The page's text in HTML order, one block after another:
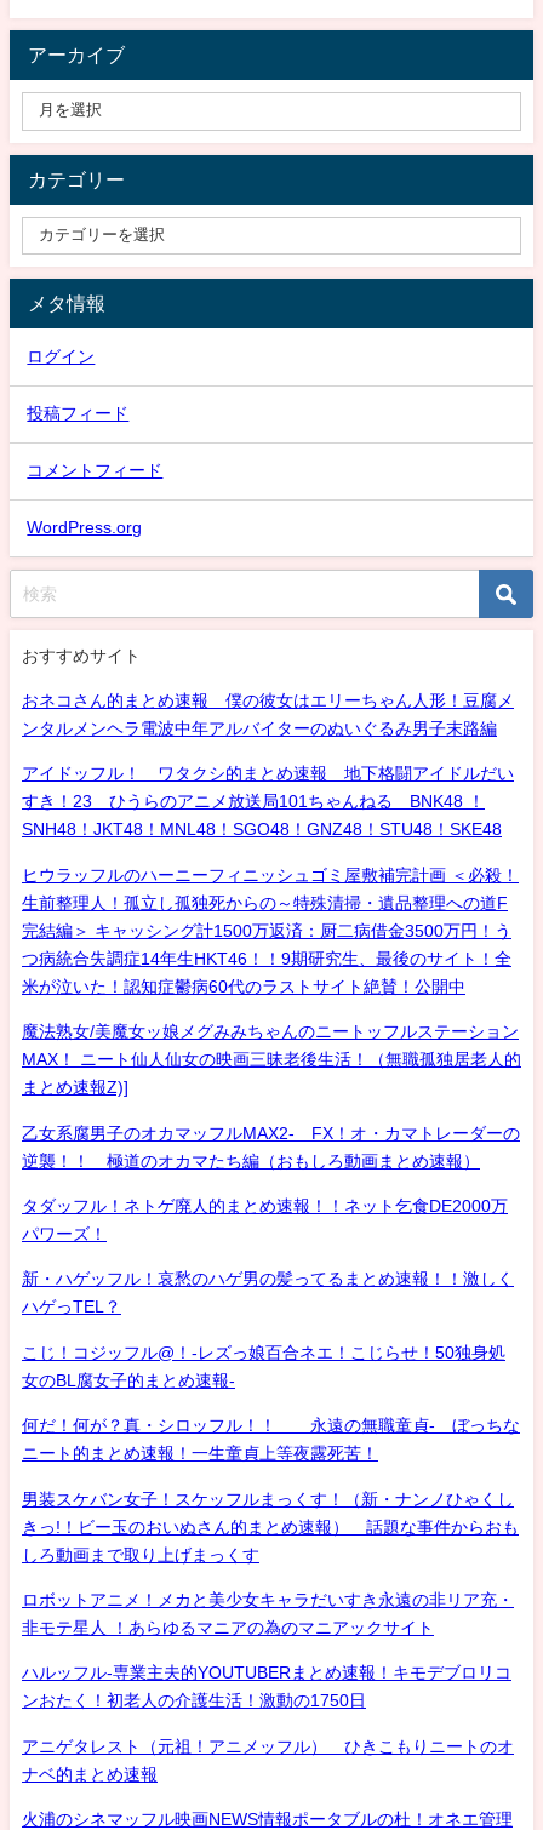
アーカイブ
カテゴリー
メタ情報
ログイン
投稿フィード
コメントフィード
WordPress.org
おすすめサイト
おネコさん的まとめ速報 僕の彼女はエリーちゃん人形！豆腐メ
ンタルメンヘラ電波中年アルバイターのぬいぐるみ男子末路編
アイドッフル！ ワタクシ的まとめ速報 地下格闘アイドルだい
すき！23 ひうらのアニメ放送局101ちゃんねる BNK48 ！
SNH48！JKT48！MNL48！SGO48！GNZ48！STU48！SKE48
ヒウラッフルのハーニーフィニッシュゴミ屋敷補完計画 ＜必殺！
生前整理人！孤立し孤独死からの～特殊清掃・遺品整理への道F
完結編＞ キャッシング計1500万返済：厨二病借金3500万円！う
つ病統合失調症14年生HKT46！！9期研究生、最後のサイト！全
米が泣いた！認知症鬱病60代のラストサイト絶賛！公開中
魔法熟女/美魔女ッ娘メグみみちゃんのニートッフルステーション
MAX！ ニート仙人仙女の映画三昧老後生活！（無職孤独居老人的
まとめ速報Z)]
乙女系腐男子のオカマッフルMAX2- FX！オ・カマトレーダーの
逆襲！！ 極道のオカマたち編（おもしろ動画まとめ速報）
タダッフル！ネトゲ廃人的まとめ速報！！ネット乞食DE2000万
パワーズ！
新・ハゲッフル！哀愁のハゲ男の髪ってるまとめ速報！！激しく
ハゲっTEL？
こじ！コジッフル@！-レズっ娘百合ネエ！こじらせ！50独身処
女のBL腐女子的まとめ速報-
何だ！何が？真・シロッフル！！ 永遠の無職童貞- ぼっちな
ニート的まとめ速報！一生童貞上等夜露死苦！
男装スケバン女子！スケッフルまっくす！（新・ナンノひゃくし
きっ!！ビー玉のおいぬさん的まとめ速報） 話題な事件からおも
しろ動画まで取り上げまっくす
ロボットアニメ！メカと美少女キャラだいすき永遠の非リア充・
非モテ星人 ！あらゆるマニアの為のマニアックサイト
ハルッフル-専業主夫的YOUTUBERまとめ速報！キモデブロリコ
ンおたく！初老人の介護生活！激動の1750日
アニゲタレスト（元祖！アニメッフル） ひきこもりニートのオ
ナベ的まとめ速報
火浦のシネマッフル映画NEWS情報ポータブルの杜！オネエ管理